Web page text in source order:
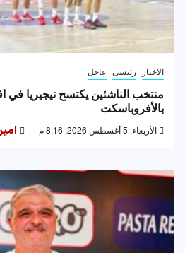
الاخبار رئيسى عاجل
منتخب الناشئين يكتسح نيجيريا في
بالأفروباسكت
الأربعاء, 5 أغسطس 2026, 8:16 م